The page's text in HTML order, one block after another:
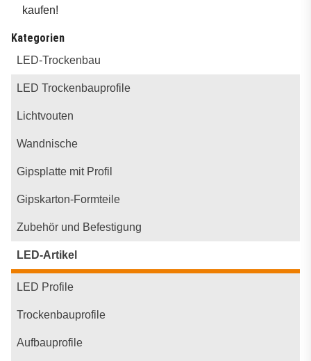
kaufen!
Kategorien
LED-Trockenbau
LED Trockenbauprofile
Lichtvouten
Wandnische
Gipsplatte mit Profil
Gipskarton-Formteile
Zubehör und Befestigung
LED-Artikel
LED Profile
Trockenbauprofile
Aufbauprofile